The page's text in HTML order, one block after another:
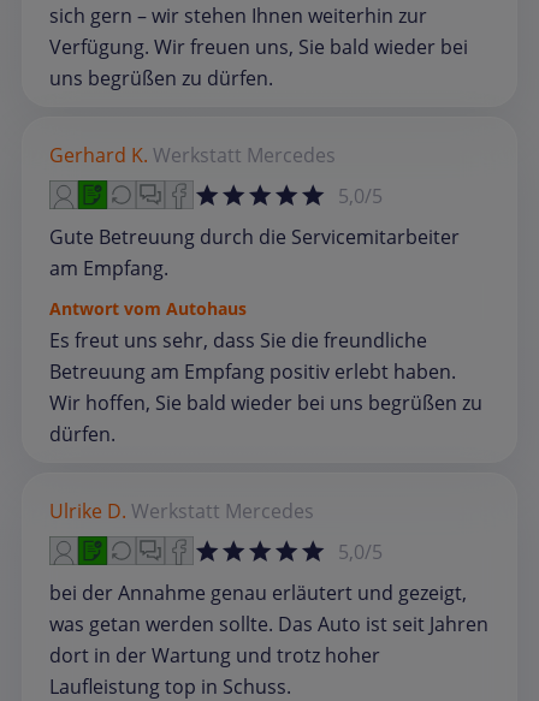
sich gern – wir stehen Ihnen weiterhin zur
Verfügung. Wir freuen uns, Sie bald wieder bei
uns begrüßen zu dürfen.
Gerhard K. Werkstatt Mercedes
5,0/5
Gute Betreuung durch die Servicemitarbeiter
am Empfang.
Antwort vom Autohaus
Es freut uns sehr, dass Sie die freundliche
Betreuung am Empfang positiv erlebt haben.
Wir hoffen, Sie bald wieder bei uns begrüßen zu
dürfen.
Ulrike D. Werkstatt Mercedes
5,0/5
bei der Annahme genau erläutert und gezeigt,
was getan werden sollte. Das Auto ist seit Jahren
dort in der Wartung und trotz hoher
Laufleistung top in Schuss.